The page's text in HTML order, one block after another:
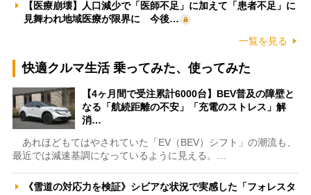
【医療崩壊】人口減少で「医師不足」に加えて「患者不足」に
見舞われ地域医療が限界に 今後…
一覧を見る
快適クルマ生活 乗ってみた、使ってみた
【4ヶ月間で受注累計6000台】BEV普及の障壁と
なる「航続距離の不安」「充電のストレス」解
消…
あれほどもてはやされていた「EV（BEV）シフト」の潮流も、
最近では減速基調になっているように見える。…
《雪道の対応力を検証》シビアな状況で実感した「フォレスタ